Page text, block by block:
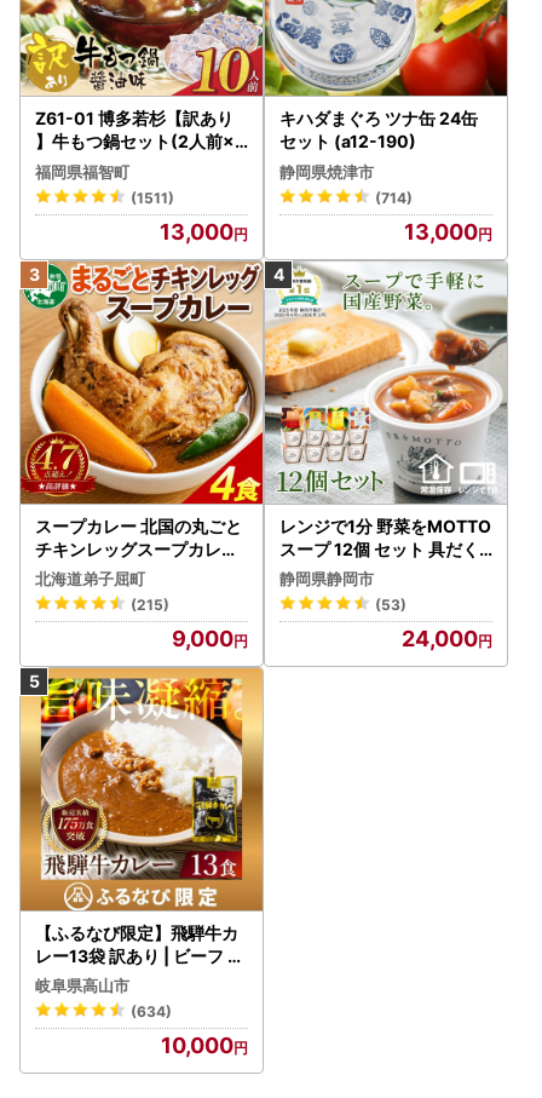
------------------------------------------------
■糸島市ふるさと納税お問い合わせ窓口
TEL：050-8885-0495
FAX：092-332-2305
受付時間：9:00～17:00 (土曜日・日曜日・祝日及び12月2
9日～1月3日を除く)
メール：itoshima@steamship.co.jp
Z61-01 博多若杉【訳あり
】牛もつ鍋セット(2人前×5
) 10人前 もつ鍋
福岡県福智町
(1511)
13,000
キハダまぐろ ツナ缶 24缶
セット (a12-190)
静岡県焼津市
(714)
13,000
スープカレー 北国の丸ごと
チキンレッグスープカレー
4個 3739
北海道弟子屈町
(215)
9,000
レンジで1分 野菜をMOTTO
スープ 12個 セット 具だく
さんスープ 朝食 惣菜 国産
野菜 常温保存
静岡県静岡市
(53)
24,000
【ふるなび限定】飛騨牛カ
レー13袋 訳あり | ビーフ レ
トルト 訳あり DC006-CP
01 FN-Limited-VO
岐阜県高山市
(634)
10,000